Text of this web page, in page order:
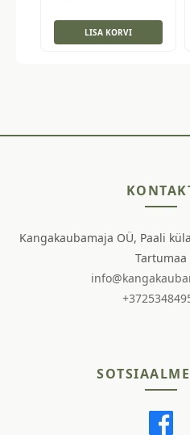
LISA KORVI
Kangakaubamaja OÜ, Paali
Tartumaa